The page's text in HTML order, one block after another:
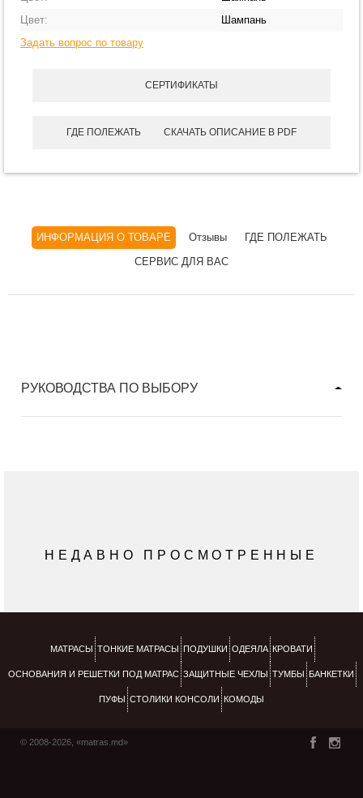
Цвет:
Шампань
Задать вопрос по товару
СЕРТИФИКАТЫ
ГДЕ ПОЛЕЖАТЬ СКАЧАТЬ ОПИСАНИЕ В PDF
ИНФОРМАЦИЯ О ТОВАРЕ Отзывы
ГДЕ ПОЛЕЖАТЬ
СЕРВИС ДЛЯ ВАС
РУКОВОДСТВА ПО ВЫБОРУ
НЕДАВНО ПРОСМОТРЕННЫЕ
МАТРАСЫ ТОНКИЕ МАТРАСЫ ПОДУШКИ ОДЕЯЛА КРОВАТИ
ОСНОВАНИЯ И РЕШЕТКИ ПОД МАТРАС ЗАЩИТНЫЕ ЧЕХЛЫ ТУМБЫ БАНКЕТКИ
ПУФЫ СТОЛИКИ КОНСОЛИ КОМОДЫ
© 2008-2026, «matras.md»